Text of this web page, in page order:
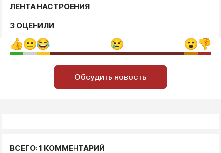
ЛЕНТА НАСТРОЕНИЯ
3 ОЦЕНИЛИ
Обсудить новость
ВСЕГО: 1 КОММЕНТАРИЙ